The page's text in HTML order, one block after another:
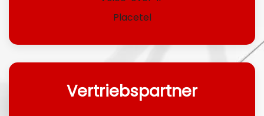
Placetel
Vertriebspartner